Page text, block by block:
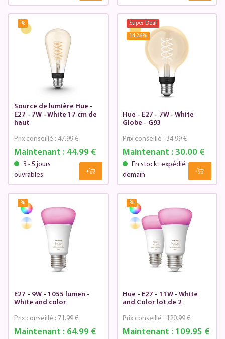
%
Source de lumière Hue -
E27 - 7W - White 17 cm de
haut
Maintenant :44.99 €
Prix conseillé : 47.99 €
3 - 5 jours
ouvrables
Super Deal
14.26%
Hue - E27 - 7W - White
Globe - G93
Maintenant : 30.00 €
Prix conseillé : 34.99 €
En stock : expédié
demain
%
E27 - 9W - 1055 lumen -
White and color
Maintenant :64.99 €
Prix conseillé : 71.99 €
%
Hue - E27 - 11W - White
and Color lot de 2
Maintenant : 109.95 €
Prix conseillé : 120.99 €